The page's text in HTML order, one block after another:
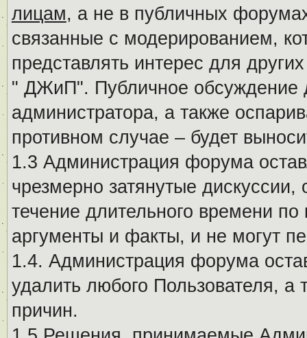
лицам, а не в публичных
связанные с модерированием,
представлять интерес для
" ДЖиП". Публичное обсуждение
администратора, а также
противном случае – будет
1.3 Администрация форума
чрезмерно затянутые
течение длительного времени
аргументы и факты, и не могут
1.4. Администрация форума
удалить любого Пользователя, а
причин.